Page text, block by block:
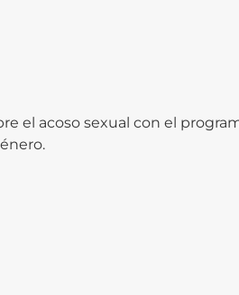
el acoso sexual con el